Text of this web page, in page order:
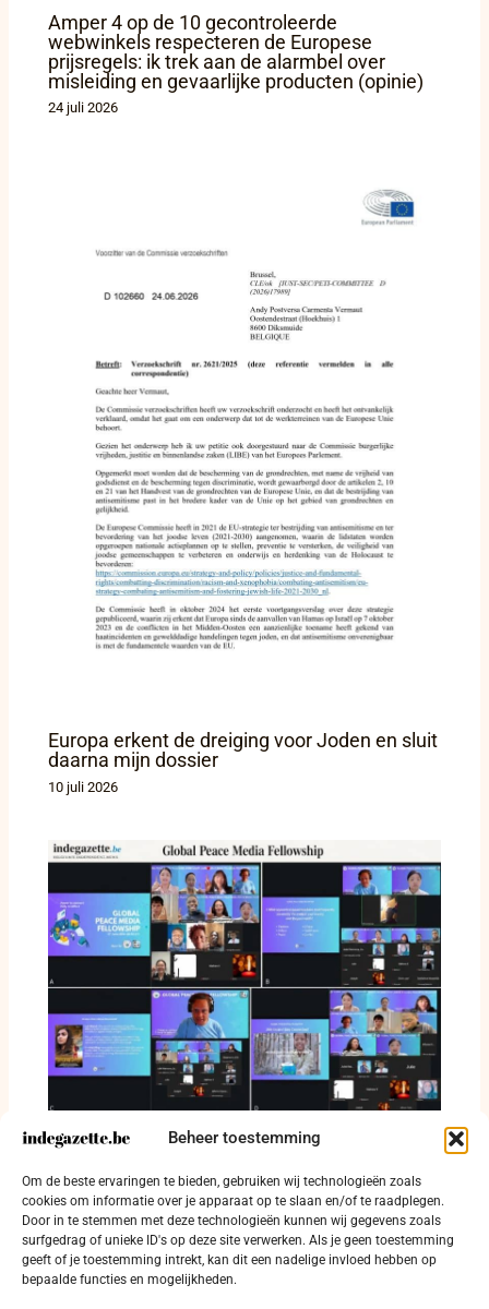
Beheer toestemming
Om de beste ervaringen te bieden, gebruiken wij technologieën zoals
cookies om informatie over je apparaat op te slaan en/of te raadplegen.
Door in te stemmen met deze technologieën kunnen wij gegevens zoals
surfgedrag of unieke ID's op deze site verwerken. Als je geen toestemming
geeft of je toestemming intrekt, kan dit een nadelige invloed hebben op
bepaalde functies en mogelijkheden.
Amper 4 op de 10 gecontroleerde
webwinkels respecteren de Europese
prijsregels: ik trek aan de alarmbel over
misleiding en gevaarlijke producten (opinie)
24 juli 2026
Europa erkent de dreiging voor Joden en sluit
daarna mijn dossier
10 juli 2026
Internationale media bespreken
verantwoordelijkheid voor vrede en
mensenrechten
5 juli 2026